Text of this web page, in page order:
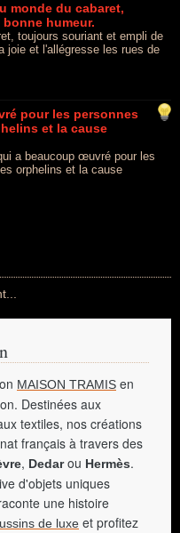
monde du cabaret,
humeur.
toujours souriant et empli de
joie et l'allégresse les rues de
pour les personnes
et la cause
a beaucoup œuvré pour les
orphelins et la cause
MAISON TRAMIS en
Destinées aux
textiles, nos créations
français à travers des
, Dedarou Hermès.
d'objets uniques
une histoire
de luxe et profitez